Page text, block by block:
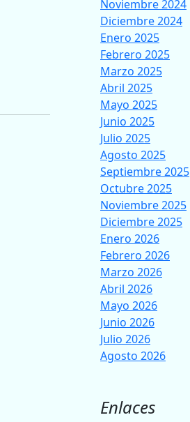
Noviembre 2024
Diciembre 2024
Enero 2025
Febrero 2025
Marzo 2025
Abril 2025
Mayo 2025
Junio 2025
Julio 2025
Agosto 2025
Septiembre 2025
Octubre 2025
Noviembre 2025
Diciembre 2025
Enero 2026
Febrero 2026
Marzo 2026
Abril 2026
Mayo 2026
Junio 2026
Julio 2026
Agosto 2026
Enlaces